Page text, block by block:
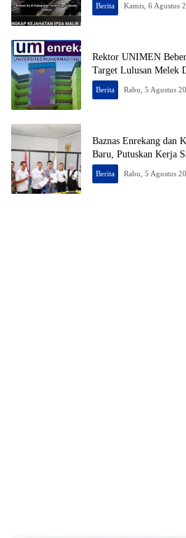
Berita Kamis, 6 Agustus
Rektor UNIMEN
Target Lulusan Melek
Berita Rabu, 5 Agustus
Baznas Enrekang dan
Baru, Putuskan Kerja
Berita Rabu, 5 Agustus